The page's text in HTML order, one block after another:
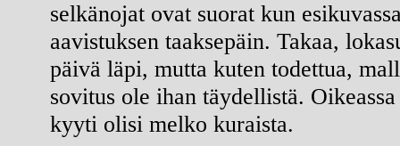
selkänojat ovat suorat kun
aavistuksen taaksepäin. Takaa,
päivä läpi, mutta kuten todettua,
sovitus ole ihan täydellistä.
kyyti olisi melko kuraista.